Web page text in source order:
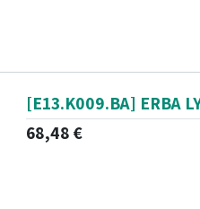
[E13.K009.BA] ERBA
68,48€